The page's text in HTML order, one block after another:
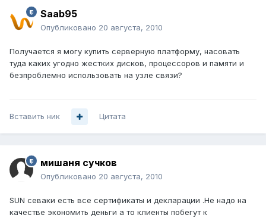
Saab95
Опубликовано 20 августа, 2010
Получается я могу купить серверную платформу, насовать
туда каких угодно жестких дисков, процессоров и памяти и
безпроблемно использовать на узле связи?
Вставить ник Цитата
мишаня сучков
Опубликовано 20 августа, 2010
SUN севаки есть все сертификаты и декларации .Не надо на
качестве экономить деньги а то клиенты побегут к